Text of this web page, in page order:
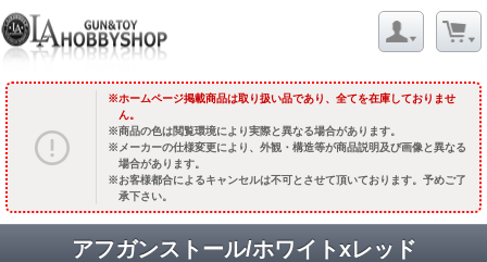
ホームページ掲載商品は取り扱い品であり、全てを在庫しておりませ
ん。
商品の色は閲覧環境により実際と異なる場合があります。
メーカーの仕様変更により、外観・構造等が商品説明及び画像と異なる
場合があります。
お客様都合によるキャンセルは不可とさせて頂いております。予めご了
承下さい。
アフガンストール/ホワイトxレッド